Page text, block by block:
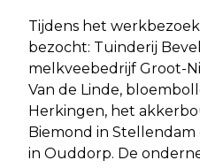
Tijdens het
bezocht: Tuinderij
melkveebedrijf Groot-
Van de Linde,
Herkingen, het
Biemond in Stellendam
in Ouddorp. De